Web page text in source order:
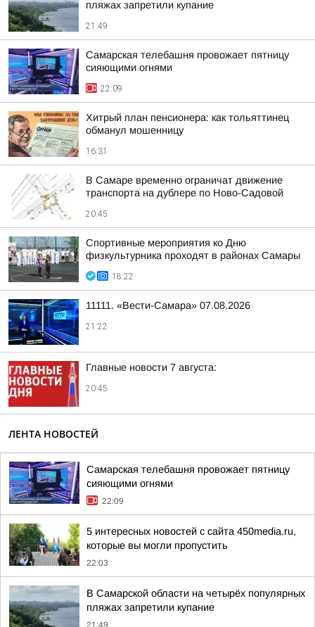
пляжах запретили купание
21:49
Самарская телебашня провожает пятницу
сияющими огнями
22:09
Хитрый план пенсионера: как тольяттинец
обманул мошенницу
16:31
В Самаре временно ограничат движение
транспорта на дублере по Ново-Садовой
20:45
Спортивные мероприятия ко Дню
физкультурника проходят в районах Самары
18:22
11111. «Вести-Самара» 07.08.2026
21:22
Главные новости 7 августа:
20:45
ЛЕНТА НОВОСТЕЙ
Самарская телебашня провожает пятницу
сияющими огнями
22:09
5 интересных новостей с сайта 450media.ru,
которые вы могли пропустить
22:03
В Самарской области на четырёх популярных
пляжах запретили купание
21:49